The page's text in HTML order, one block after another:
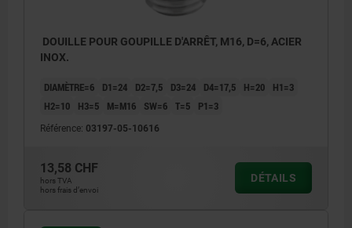
DOUILLE POUR GOUPILLE D'ARRÊT, M16, D=6, ACIER
INOX.
DIAMÈTRE=6 D1=24 D2=7,5 D3=24 D4=17,5 H=20
H1=3
H2=10
H3=5 M=M16 SW=6 T=5 P1=3
Référence: 03197-05-10616
13,58 CHF
hors TVA
hors frais d’envoi
DÉTAILS